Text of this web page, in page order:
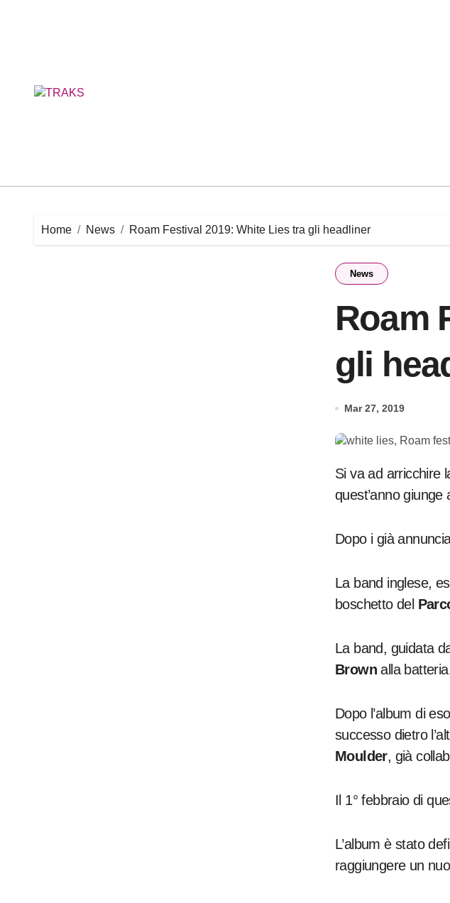
Home News Roam Festival 2019: White Lies tra gli headliner
News
Roam
gli
Mar 27, 2019
Si va ad arricchire
quest’anno giunge
Dopo i già
La band inglese,
boschetto del
La band, guidata
Brown alla
Dopo l’album di
successo dietro
Moulder, già
Il 1° febbraio di
L’album è stato
raggiungere un